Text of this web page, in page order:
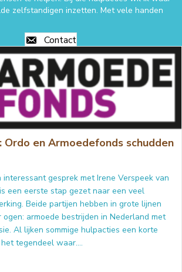
zelfstandigen inzetten. Met vele handen
Contact
Ordo en Armoedefonds schudden
gesprek met Irene Verspeek van
een eerste stap gezet naar een veel
Beide partijen hebben in grote lijnen
armoede bestrijden in Nederland met
Al lijken sommige hulpacties een korte
tegendeel waar.…
Ordo en Armoedefonds